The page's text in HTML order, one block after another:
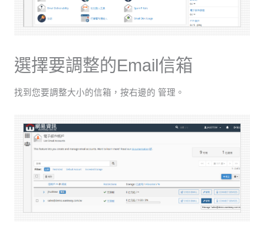
選擇要調整的Email信箱
找到您要調整大小的信箱，按右邊的 管理。